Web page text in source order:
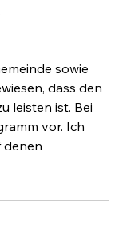
sowie
dass den
leisten ist. Bei
vor. Ich
denen